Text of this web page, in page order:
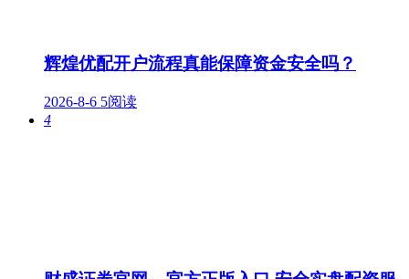
辉煌优配开户流程真能保障资金安全吗？
2026-8-6 5阅读
4